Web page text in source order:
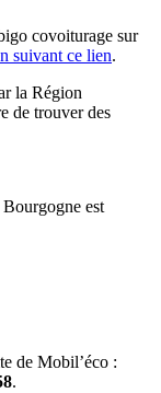
covoiturage sur
suivant ce lien.
la Région
de trouver des
est
de Mobil’éco :
.